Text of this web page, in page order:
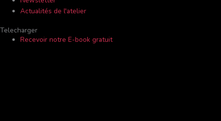
Actualités de l'atelier
Telecharger
Recevoir notre E-book gratuit